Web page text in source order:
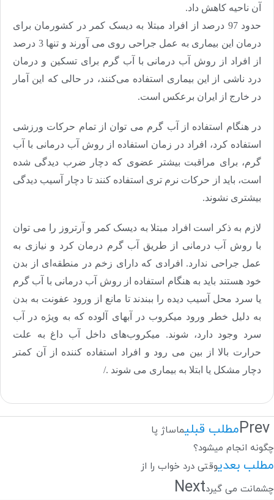
آن ناحیه کاهش داد.
حدود 97 درصد از افراد مبتلا به دیسک کمر در کشورمان برای
درمان این بیماری به عمل جراحی روی می آورند و تنها 3 درصد
از افراد از روش آب درمانی با آب گرم برای تسکین و درمان
درد ناشی از این بیماری استفاده می‌کنند، در حالی که این آمار
در خارج از ایران برعکس است.
در هنگام استفاده از آب گرم می توان از تمام حرکات ورزشی
استفاده کرد، افراد در زمان استفاده از روش آب درمانی با آب
گرم، برای مراقبت بیشتر عضوی که دچار ضرب دیدگی شده
است، باید از حرکات نرم تری استفاده کنند تا دچار آسیب دیدگی
بیشتری نشوند.
لازم به ذکر است افراد مبتلا به دیسک کمر و آرتروز را می توان
با روش آب درمانی از طریق آب گرم درمان کرد و نیازی به
عمل جراحی ندارد. افرادی که دارای زخم در منطقه‌ای از بدن
خود هستند باید به هنگام استفاده از روش آب درمانی با آب گرم
یا سرد محل آسیب دیده را ببندند تا مانع از ورود عفونت به بدن
به دلیل خطر ورود میکروب در آبهای آلوده که به ویژه در آب
سرد وجود دارد، شوند. میکروب‌های داخل آب داغ به علت
حرارت بالا از بین می رود و افراد استفاده کننده از آن کمتر
دچار مشکل یا ابتلا به بیماری می شوند .
/
Prevمطلب قبلیماساژ پا
چگونه انجام میشود؟
مطلب بعدیوقتی درد خواب را از
چشمانت می گیردNext